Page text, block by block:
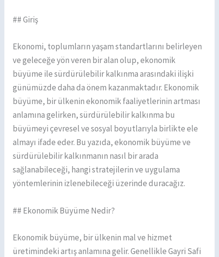
## Giriş
Ekonomi, toplumların yaşam standartlarını belirleyen
ve geleceğe yön veren bir alan olup, ekonomik
büyüme ile sürdürülebilir kalkınma arasındaki ilişki
günümüzde daha da önem kazanmaktadır. Ekonomik
büyüme, bir ülkenin ekonomik faaliyetlerinin artması
anlamına gelirken, sürdürülebilir kalkınma bu
büyümeyi çevresel ve sosyal boyutlarıyla birlikte ele
almayı ifade eder. Bu yazıda, ekonomik büyüme ve
sürdürülebilir kalkınmanın nasıl bir arada
sağlanabileceği, hangi stratejilerin ve uygulama
yöntemlerinin izlenebileceği üzerinde duracağız.
## Ekonomik Büyüme Nedir?
Ekonomik büyüme, bir ülkenin mal ve hizmet
üretimindeki artış anlamına gelir. Genellikle Gayri Safi